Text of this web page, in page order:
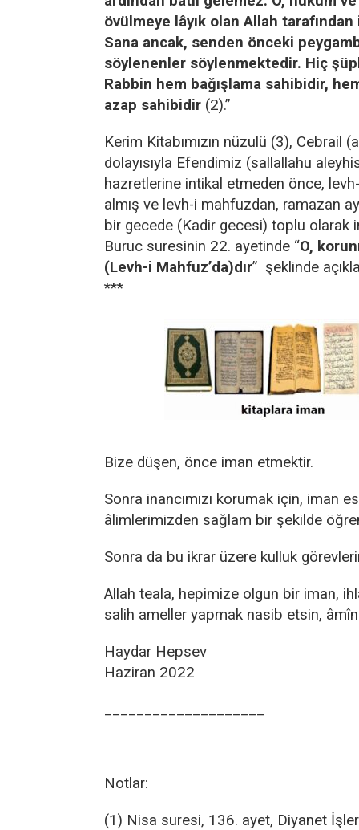
övülmeye lâyık olan Allah
Sana ancak, senden önceki
söylenenler söylenmektedir. Hiç
Rabbin hem bağışlama sahibidir,
azap sahibidir (2).”
Kerim Kitabımızın nüzulü (3), Cebrail
dolayısıyla Efendimiz (sallallahu
hazretlerine intikal etmeden önce,
almış ve levh-i mahfuzdan, ramazan
bir gecede (Kadir gecesi) toplu olarak
Buruc suresinin 22. ayetinde “O,
(Levh-i Mahfuz’da)dır” şeklinde
***
Bize düşen, önce iman etmektir.
Sonra inancımızı korumak için, iman
âlimlerimizden sağlam bir şekilde
Sonra da bu ikrar üzere kulluk
Allah teala, hepimize olgun bir iman,
salih ameller yapmak nasib etsin,
Haydar Hepsev
Haziran 2022
Notlar:
(1) Nisa suresi, 136. ayet, Diyanet